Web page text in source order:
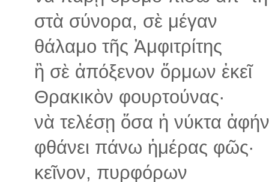
στὰ σύνορα, σὲ μέγαν
θάλαμο τῆς Ἀμφιτρίτης
ἢ σὲ ἀπόξενον ὅρμων ἐκεῖ
Θρακικὸν φουρτούνας·
νὰ τελέσῃ ὅσα ἡ νύκτα
φθάνει πάνω ἡμέρας φῶς·
κεῖνον, πυρφόρων